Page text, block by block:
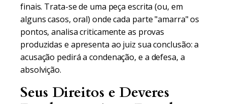
finais. Trata-se de uma peça escrita (ou, em
alguns casos, oral) onde cada parte "amarra" os
pontos, analisa criticamente as provas
produzidas e apresenta ao juiz sua conclusão: a
acusação pedirá a condenação, e a defesa, a
absolvição.
Seus Direitos e Deveres